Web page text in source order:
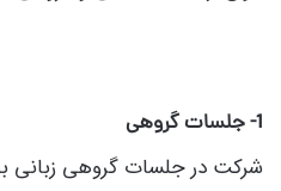
1- جلسات گروهی
شرکت در جلسات گروهی زبانی